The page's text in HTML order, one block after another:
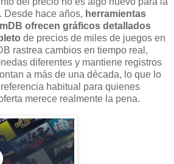
Desde hace años, herramientas
ofrecen gráficos detallados
de precios de miles de juegos en
rastrea cambios en tiempo real,
diferentes y mantiene registros
a más de una década, lo que lo
habitual para quienes
merece realmente la pena.